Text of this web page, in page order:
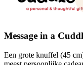
Message in a
Een grote knuffel (45